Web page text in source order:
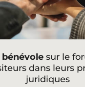
sur le
dans leurs
juridiques